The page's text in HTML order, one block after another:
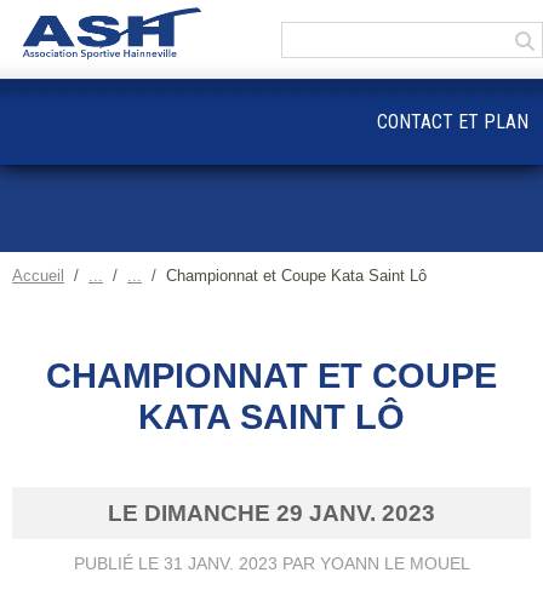
Accueil Championnat et Coupe Kata Saint Lô
CHAMPIONNAT ET COUPE
KATA SAINT LÔ
LE DIMANCHE 29 JANV. 2023
PUBLIÉ LE 31 JANV. 2023 PAR YOANN LE MOUEL
CONTACT ET PLAN
Panneau de gestion des cookies